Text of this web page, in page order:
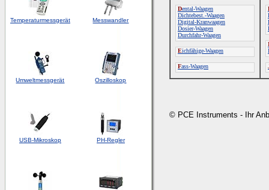
Temperaturmessgerät Messwandler
Umweltmessgerät Oszilloskop
USB-Mikroskop PH-Regler
Dental-Waagen
Dichtebest.-Waagen
Digital-Kranwaagen
Dosier-Waagen
Durchfahr-Waagen
Eichfähige-Waagen
Fass-Waagen
© PCE Instruments - Ihr